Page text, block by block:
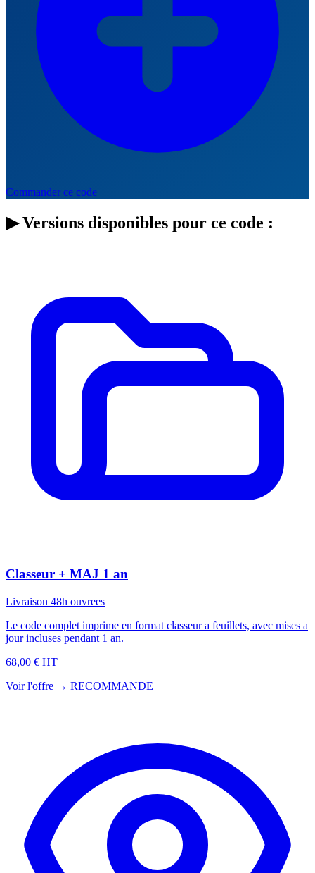
Commander ce code
▶Versions disponibles pour ce code :
Classeur + MAJ 1 an
Livraison 48h ouvrees
Le code complet imprime en format classeur a feuillets, avec mises a
jour incluses pendant 1 an.
68,00 € HT
Voir l'offre → RECOMMANDE